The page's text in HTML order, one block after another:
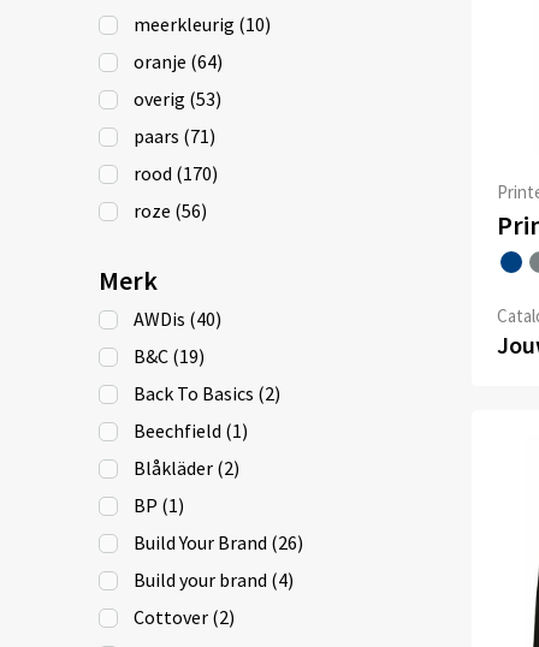
meerkleurig (10)
oranje (64)
overig (53)
paars (71)
rood (170)
roze (56)
wit
zwart (295)
Merk
AWDis (40)
B&C (19)
Back To Basics (2)
Beechfield (1)
Blåkläder (2)
BP (1)
Build Your Brand (26)
Build your brand (4)
Cottover (2)